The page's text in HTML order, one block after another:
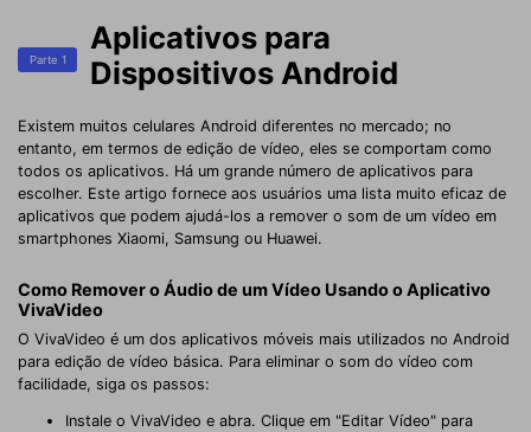
Parte 1
Aplicativos para
Dispositivos Android
Existem muitos celulares Android diferentes no mercado; no
entanto, em termos de edição de vídeo, eles se comportam como
todos os aplicativos. Há um grande número de aplicativos para
escolher. Este artigo fornece aos usuários uma lista muito eficaz de
aplicativos que podem ajudá-los a remover o som de um vídeo em
smartphones Xiaomi, Samsung ou Huawei.
Como Remover o Áudio de um Vídeo Usando o Aplicativo
VivaVideo
O VivaVideo é um dos aplicativos móveis mais utilizados no Android
para edição de vídeo básica. Para eliminar o som do vídeo com
facilidade, siga os passos:
Instale o VivaVideo e abra. Clique em "Editar Vídeo" para